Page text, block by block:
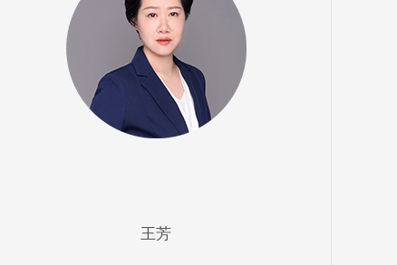
王芳